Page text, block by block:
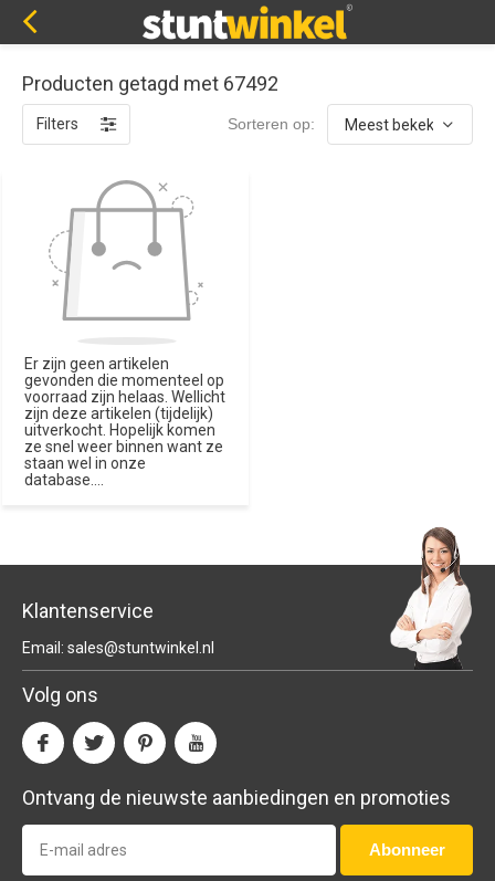
Producten getagd met 67492
Filters Sorteren op:
Er zijn geen artikelen
gevonden die momenteel op
voorraad zijn helaas. Wellicht
zijn deze artikelen (tijdelijk)
uitverkocht. Hopelijk komen
ze snel weer binnen want ze
staan wel in onze
database....
Klantenservice
Email: sales@stuntwinkel.nl
Volg ons
Ontvang de nieuwste aanbiedingen en promoties
Abonneer